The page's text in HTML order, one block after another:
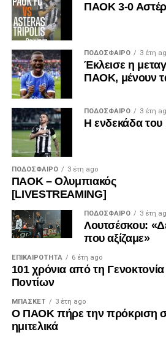
ΠΑΟΚ 3-0
ΠΟΔΌΣΦΑΙΡΟ 3 έτη
Έκλεισε η
ΠΑΟΚ, μένουν
ΠΟΔΌΣΦΑΙΡΟ 3 έτη
Η ενδεκάδα
ΠΟΔΌΣΦΑΙΡΟ 3 έτη ago
ΠΑΟΚ – Ολυμπιακός
[LIVESTREAMING]
ΠΟΔΌΣΦΑΙΡΟ 3 έτη
Λουτσέσκου:
που αξίζαμε»
ΕΠΙΚΑΙΡΌΤΗΤΑ 6 έτη ago
101 χρόνια από τη
Ποντίων
ΜΠΆΣΚΕΤ 3 έτη ago
Ο ΠΑΟΚ πήρε την πρόκριση
ημιτελικά